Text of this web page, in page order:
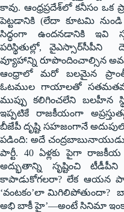
కావు. ఆంధ్రప్రదేశ్‌లో కనీసం
పెట్టడానికి (లేదా కూటమి
సిద్ధంగా ఉందనడానికి ఇవి
పరిస్థితుల్లో, వైఎస్సార్‌సీపీని
వ్యూహాన్ని రూపొందించాల్సిన
ఆంధ్రాలో మరో బలమైన
ఓటముల గాయాలతో
ముప్పు కలిగించలేని బలహీన
ఇప్పటికే రాజకీయంగా
బీజేపీ దృష్టి సహజంగానే
పడింది: అదే
పార్టీ. 40 ఏళ్లకు పైగా
అద్భుతాన్ని సృష్టించి టీడీపీని
కాపాడుకోగలరా? లేక ఆయన
‘వంటకం’లా మిగిలిపోతుందా?
అభి బాకీ హై’—అంటే సినిమా